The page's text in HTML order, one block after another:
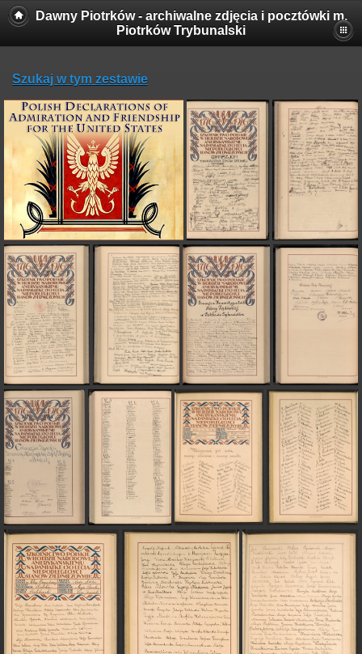
Dawny Piotrków - archiwalne zdjęcia i pocztówki m.
Piotrków Trybunalski
Szukaj w tym zestawie